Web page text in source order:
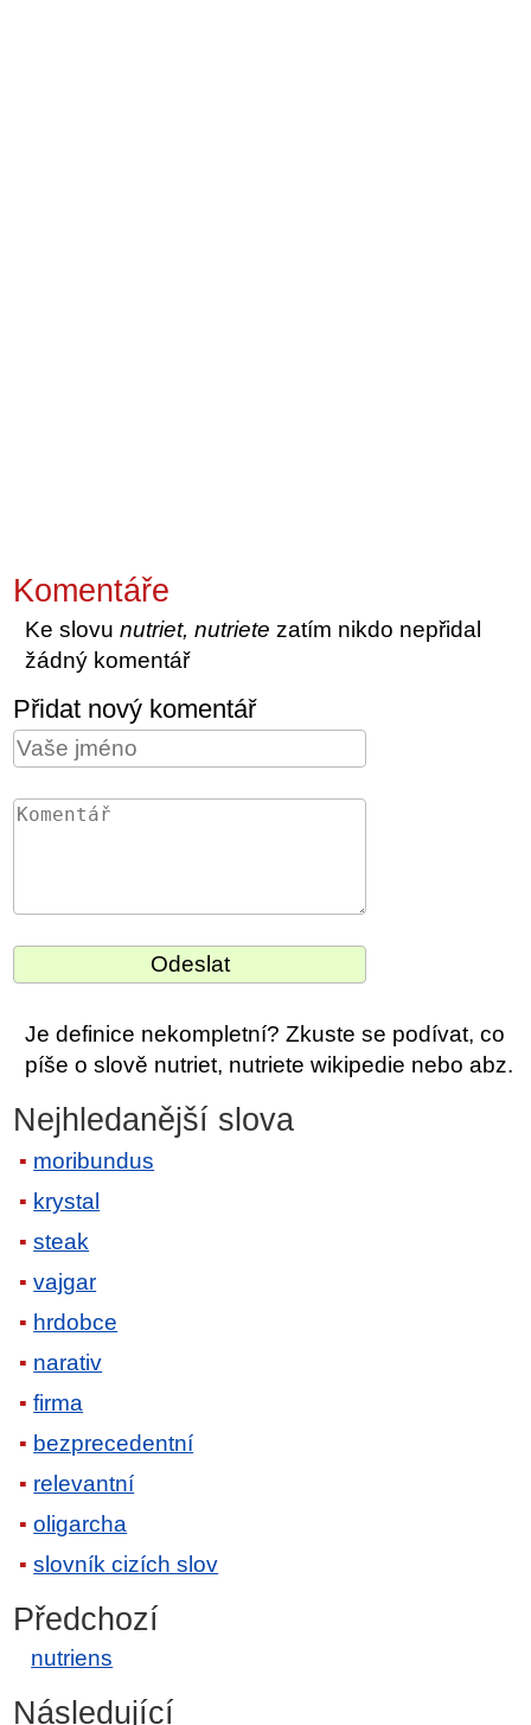
Komentáře
Ke slovunutriet, nutriete zatím nikdo nepřidal
žádný komentář
Přidat nový komentář
Je definice nekompletní? Zkuste se podívat, co
píše o slově nutriet, nutriete wikipedie nebo abz.
Nejhledanější slova
moribundus
krystal
steak
vajgar
hrdobce
narativ
firma
bezprecedentní
relevantní
oligarcha
slovník cizích slov
Předchozí
nutriens
Následující